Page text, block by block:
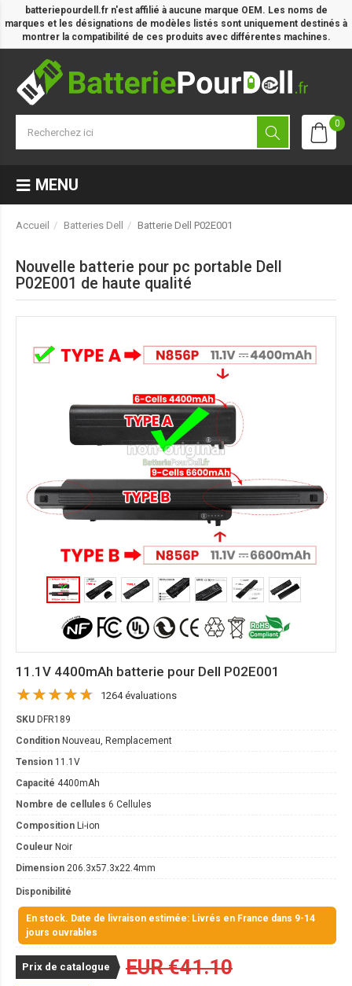
batteriepourdell.fr n'est affilié à aucune marque OEM. Les noms de
marques et les désignations de modèles listés sont uniquement destinés à
montrer la compatibilité de ces produits avec différentes machines.
0
MENU
Accueil Batteries Dell Batterie Dell P02E001
Nouvelle batterie pour pc portable Dell
P02E001 de haute qualité
11.1V 4400mAh batterie pour Dell P02E001
1264 évaluations
SKU DFR189
Condition Nouveau, Remplacement
Tension 11.1V
Capacité 4400mAh
Nombre de cellules 6 Cellules
Composition Li-ion
Couleur Noir
Dimension 206.3x57.3x22.4mm
Disponibilité
En stock. Date de livraison estimée: Livrés en France dans 9-14
jours ouvrables
Prix de catalogue EUR €41.10